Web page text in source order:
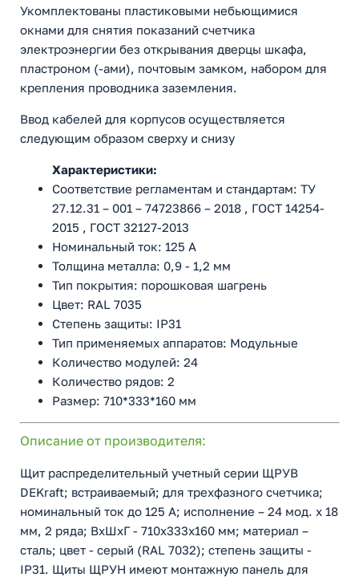
Укомплектованы пластиковыми небьющимися
окнами для снятия показаний счетчика
электроэнергии без открывания дверцы шкафа,
пластроном (-ами), почтовым замком, набором для
крепления проводника заземления.
Ввод кабелей для корпусов осуществляется
следующим образом сверху и снизу
Характеристики:
Соответствие регламентам и стандартам: ТУ
27.12.31 – 001 – 74723866 – 2018 , ГОСТ 14254-
2015 , ГОСТ 32127-2013
Номинальный ток: 125 А
Толщина металла: 0,9 - 1,2 мм
Тип покрытия: порошковая шагрень
Цвет: RAL 7035
Степень защиты: IP31
Тип применяемых аппаратов: Модульные
Количество модулей: 24
Количество рядов: 2
Размер: 710*333*160 мм
Описание от производителя:
Щит распределительный учетный серии ЩРУВ
DEKraft; встраиваемый; для трехфазного счетчика;
номинальный ток до 125 А; исполнение – 24 мод. х 18
мм, 2 ряда; ВхШхГ - 710х333х160 мм; материал –
сталь; цвет - серый (RAL 7032); степень защиты -
IP31. Щиты ЩРУН имеют монтажную панель для